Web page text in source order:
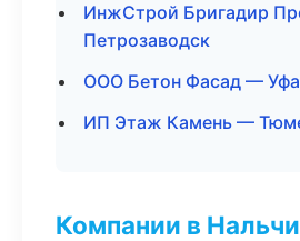
ИнжСтрой Бригадир
Петрозаводск
ООО Бетон Фасад — Уфа
ИП Этаж Камень —
Компании в